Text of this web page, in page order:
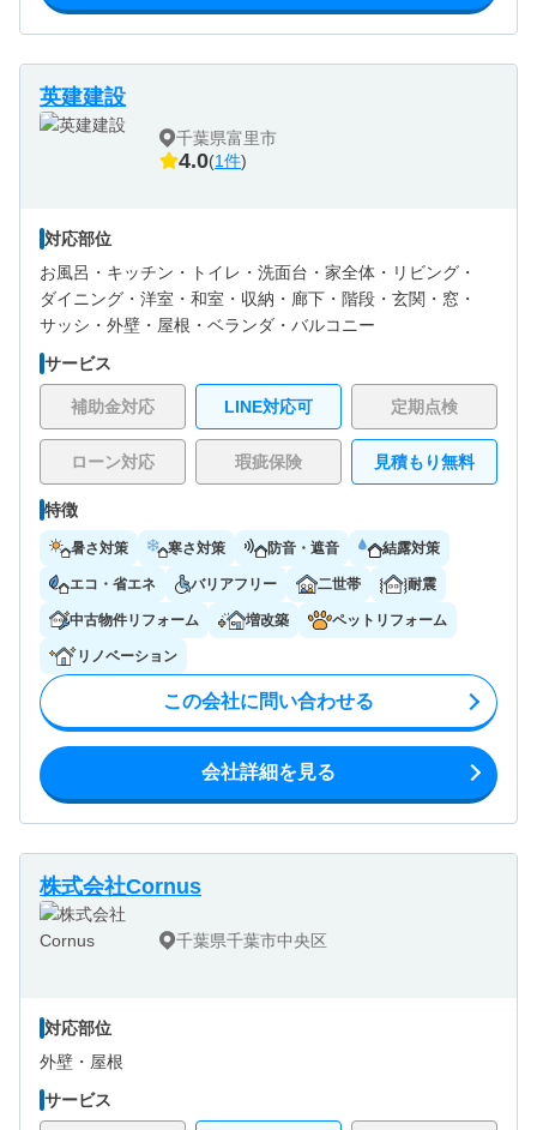
英建建設
千葉県富里市
4.0(1件)
対応部位
お風呂・ キッチン・ トイレ・ 洗面台・ 家全体・ リビング・
ダイニング・ 洋室・ 和室・ 収納・ 廊下・ 階段・ 玄関・ 窓・
サッシ・ 外壁・ 屋根・ ベランダ・バルコニー
サービス
補助金対応 LINE対応可 定期点検
ローン対応 瑕疵保険 見積もり無料
特徴
暑さ対策 寒さ対策 防音・遮音 結露対策
エコ・省エネ バリアフリー 二世帯 耐震
中古物件リフォーム 増改築 ペットリフォーム
リノベーション
この会社に問い合わせる
会社詳細を見る
株式会社Cornus
千葉県千葉市中央区
対応部位
外壁・ 屋根
サービス